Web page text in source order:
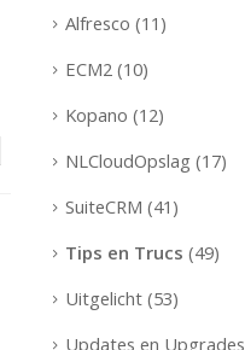
Alfresco (11)
ECM2 (10)
Kopano (12)
NLCloudOpslag (17)
SuiteCRM (41)
Tips en Trucs (49)
Uitgelicht (53)
Updates en Upgrades